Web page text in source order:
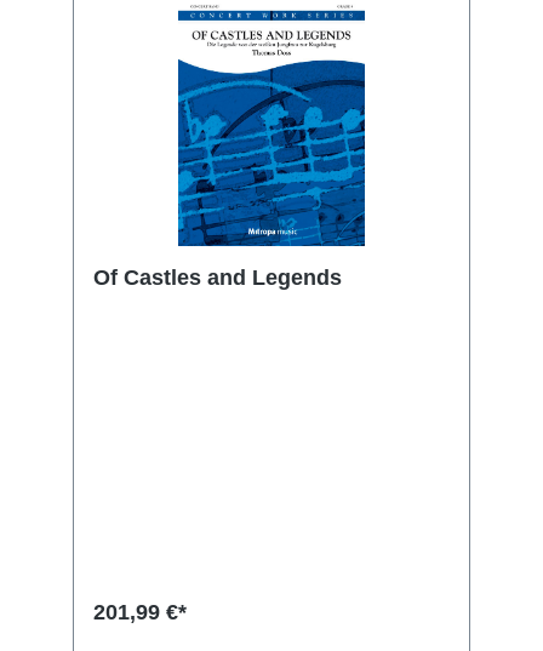
Of Castles and Legends
201,99 €*